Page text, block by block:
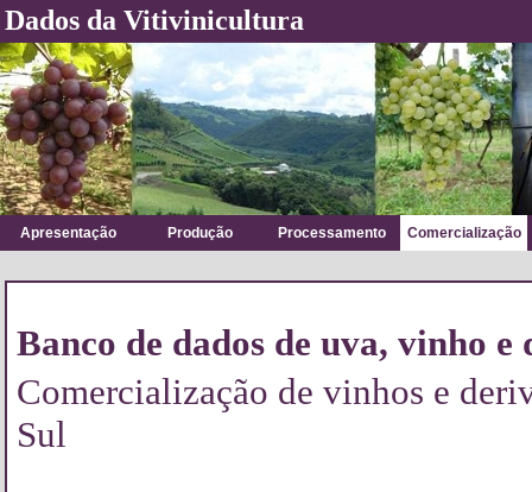
Dados da Vitivinicultura
Apresentação Produção Processamento Comercialização
Banco de dados de uva, vinho e
Comercialização de vinhos e
Sul